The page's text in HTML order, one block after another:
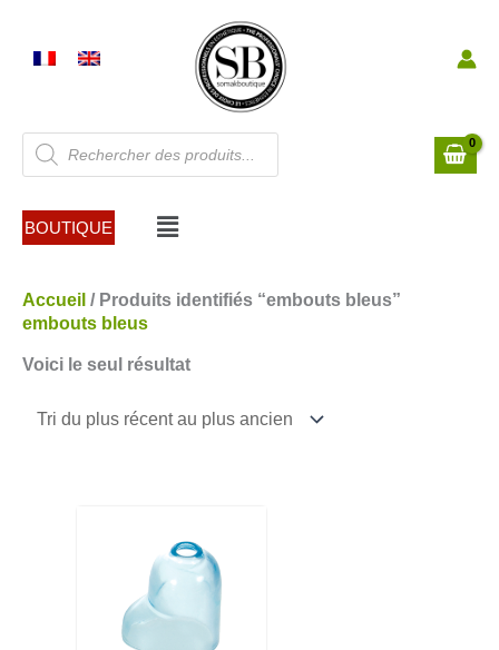
contenu
Recherche
de
produits
BOUTIQUE Menu
Accueil / Produits identifiés “embouts bleus”
embouts bleus
Voici le seul résultat